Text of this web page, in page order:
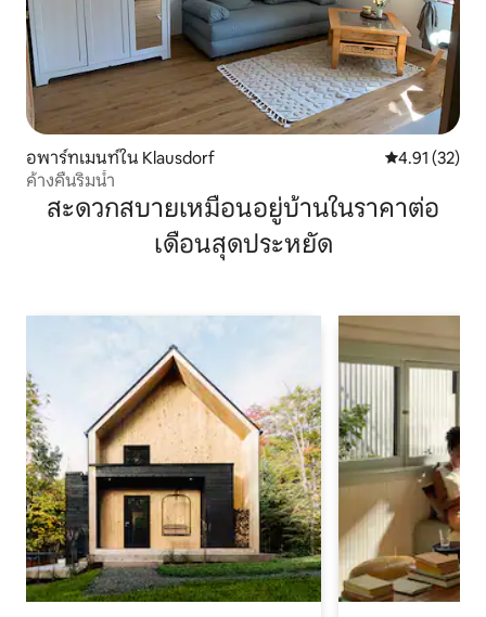
อพาร์ทเมนท์ใน Klausdorf คะแนนเฉลี่ย
4.91 (32)
ค้างคืนริมน้ำ
สะดวกสบายเหมือนอยู่บ้านในราคาต่อ
เดือนสุดประหยัด